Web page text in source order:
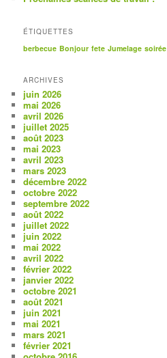
ÉTIQUETTES
berbecue Bonjour fete Jumelage soirée
ARCHIVES
juin 2026
mai 2026
avril 2026
juillet 2025
août 2023
mai 2023
avril 2023
mars 2023
décembre 2022
octobre 2022
septembre 2022
août 2022
juillet 2022
juin 2022
mai 2022
avril 2022
février 2022
janvier 2022
octobre 2021
août 2021
juin 2021
mai 2021
mars 2021
février 2021